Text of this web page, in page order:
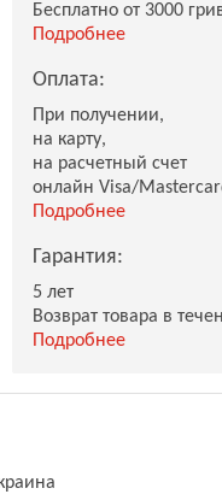
Бесплатно от 3000
Подробнее
Оплата:
При получении,
на карту,
на расчетный счет
онлайн Visa/
Подробнее
Гарантия:
5 лет
Возврат товара в
Подробнее